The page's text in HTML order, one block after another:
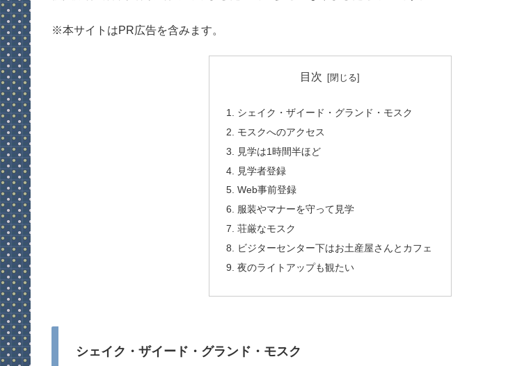
※本サイトはPR広告を含みます。
目次
シェイク・ザイード・グランド・モスク
モスクへのアクセス
見学は1時間半ほど
見学者登録
Web事前登録
服装やマナーを守って見学
荘厳なモスク
ビジターセンター下はお土産屋さんとカフェ
夜のライトアップも観たい
シェイク・ザイード・グランド・モスク